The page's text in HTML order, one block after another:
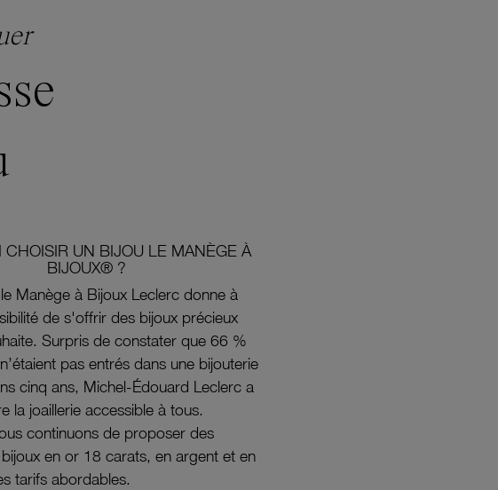
CHOISIR UN BIJOU LE MANÈGE À
BIJOUX® ?
Manège à Bijoux Leclerc donne à
de s'offrir des bijoux précieux
Surpris de constater que 66 %
pas entrés dans une bijouterie
cinq ans, Michel-Édouard Leclerc a
la joaillerie accessible à tous.
continuons de proposer des
en or 18 carats, en argent et en
tarifs abordables.